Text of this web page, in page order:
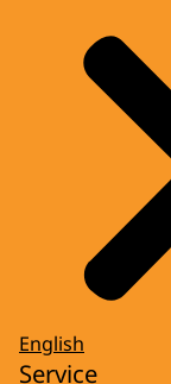
English
Service